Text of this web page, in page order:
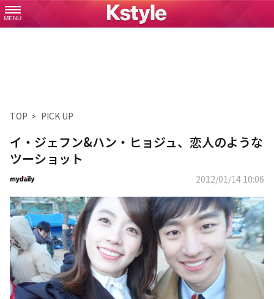
MENU
TOP PICK UP
イ・ジェフン&ハン・ヒョジュ、恋人のような
ツーショット
2012/01/14 10:06